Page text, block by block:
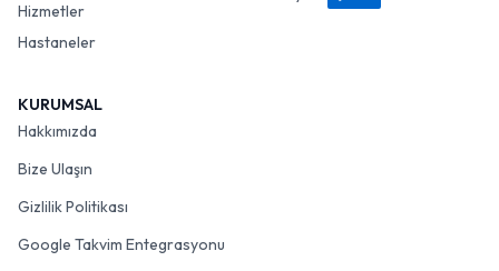
Hizmetler
Hastaneler
KURUMSAL
Hakkımızda
Bize Ulaşın
Gizlilik Politikası
Google Takvim Entegrasyonu